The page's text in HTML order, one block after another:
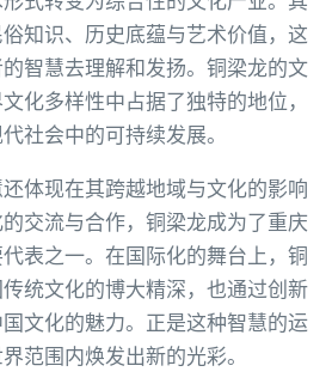
知识、历史底蕴与艺术价值，这
智慧去理解和发扬。铜梁龙的文
化多样性中占据了独特的地位，
社会中的可持续发展。
体现在其跨越地域与文化的影响
交流与合作，铜梁龙成为了重庆
表之一。在国际化的舞台上，铜
统文化的博大精深，也通过创新
文化的魅力。正是这种智慧的运
范围内焕发出新的光彩。